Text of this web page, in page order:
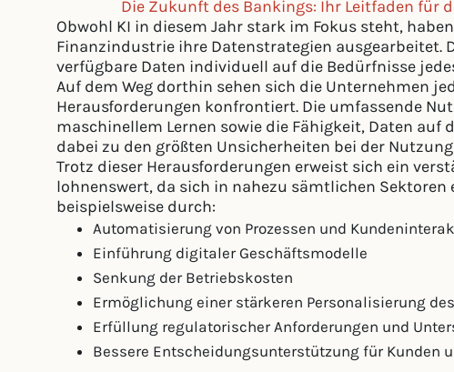
Die Zukunft des Bankings: Ihr Leitfaden für
Obwohl KI in diesem Jahr stark im Fokus steht,
Finanzindustrie ihre Datenstrategien ausgearbeitet.
verfügbare Daten individuell auf die Bedürfnisse
Auf dem Weg dorthin sehen sich die Unternehmen
Herausforderungen konfrontiert. Die umfassende
maschinellem Lernen sowie die Fähigkeit, Daten
dabei zu den größten Unsicherheiten bei der
Trotz dieser Herausforderungen erweist sich ein
lohnenswert, da sich in nahezu sämtlichen Sektoren
beispielsweise durch:
Automatisierung von Prozessen und
Einführung digitaler Geschäftsmodelle
Senkung der Betriebskosten
Ermöglichung einer stärkeren Personalisierung
Erfüllung regulatorischer Anforderungen und
Bessere Entscheidungsunterstützung für Kunden